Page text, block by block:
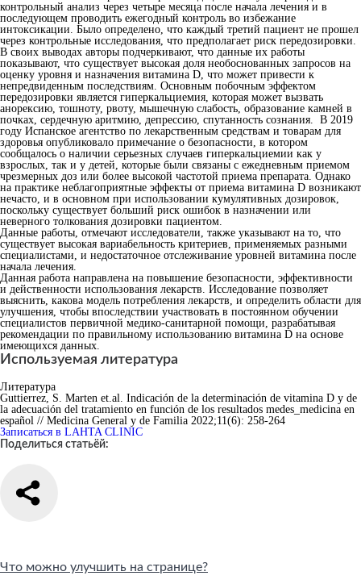
контрольный анализ через четыре месяца после начала лечения и в
последующем проводить ежегодный контроль во избежание
интоксикации. Было определено, что каждый третий пациент не прошел
через контрольные исследования, что предполагает риск передозировки.
В своих выводах авторы подчеркивают, что данные их работы
показывают, что существует высокая доля необоснованных запросов на
оценку уровня и назначения витамина D, что может привести к
непредвиденным последствиям. Основным побочным эффектом
передозировки является гиперкальциемия, которая может вызвать
анорексию, тошноту, рвоту, мышечную слабость, образование камней в
почках, сердечную аритмию, депрессию, спутанность сознания. В 2019
году Испанское агентство по лекарственным средствам и товарам для
здоровья опубликовало примечание о безопасности, в котором
сообщалось о наличии серьезных случаев гиперкальциемии как у
взрослых, так и у детей, которые были связаны с ежедневным приемом
чрезмерных доз или более высокой частотой приема препарата. Однако
на практике неблагоприятные эффекты от приема витамина D возникают
нечасто, и в основном при использовании кумулятивных дозировок,
поскольку существует больший риск ошибок в назначении или
неверного толкования дозировки пациентом.
Данные работы, отмечают исследователи, также указывают на то, что
существует высокая вариабельность критериев, применяемых разными
специалистами, и недостаточное отслеживание уровней витамина после
начала лечения.
Данная работа направлена ​​на повышение безопасности, эффективности
и действенности использования лекарств. Исследование позволяет
выяснить, какова модель потребления лекарств, и определить области для
улучшения, чтобы впоследствии участвовать в постоянном обучении
специалистов первичной медико-санитарной помощи, разрабатывая
рекомендации по правильному использованию витамина D на основе
имеющихся данных.
Используемая литература
Литература
Guttierrez, S. Marten et.al. Indicación de la determinación de vitamina D y de
la adecuación del tratamiento en función de los resultados medes_medicina en
español // Medicina General y de Familia 2022;11(6): 258-264
Записаться в LAHTA CLINIC
Поделиться статьёй:
Что можно улучшить на странице?